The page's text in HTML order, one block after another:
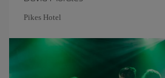
Pikes Hotel